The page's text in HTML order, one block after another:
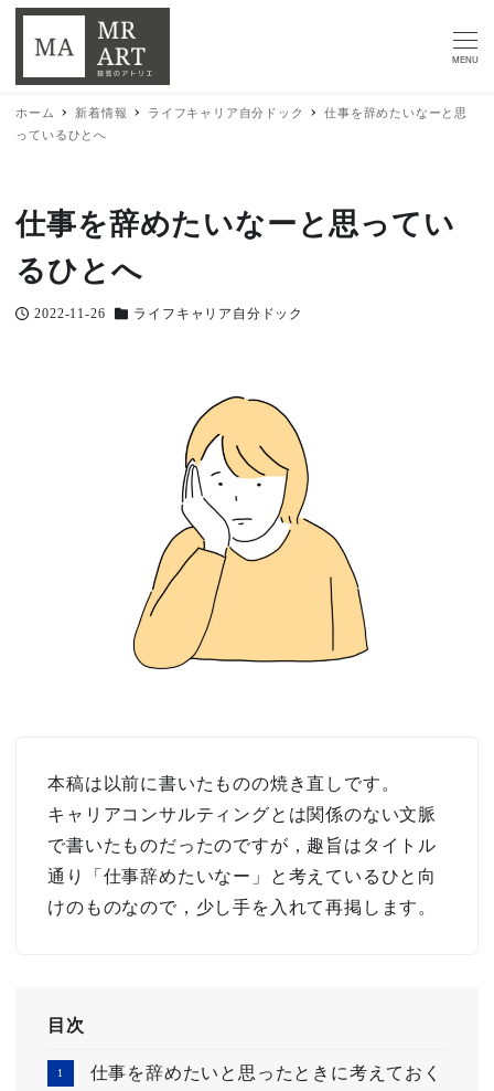
MENU
ホーム 新着情報 ライフキャリア自分ドック
仕事を辞めたいなーと思
っているひとへ
仕事を辞めたいなーと思ってい
るひとへ
投稿日
2022-11-26
カテゴリー
ライフキャリア自分ドック
本稿は以前に書いたものの焼き直しです。
キャリアコンサルティングとは関係のない文脈
で書いたものだったのですが，趣旨はタイトル
通り「仕事辞めたいなー」と考えているひと向
けのものなので，少し手を入れて再掲します。
目次
仕事を辞めたいと思ったときに考えておく